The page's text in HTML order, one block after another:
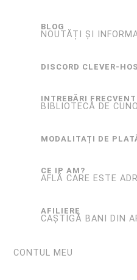
BLOG
NOUTĂȚI ȘI
DISCORD CLEVER-
INTREBĂRI
BIBLIOTECĂ DE
MODALITAȚI DE
CE IP AM?
AFLĂ CARE ESTE
AFILIERE
CAȘTIGĂ BANI DIN
CONTUL MEU